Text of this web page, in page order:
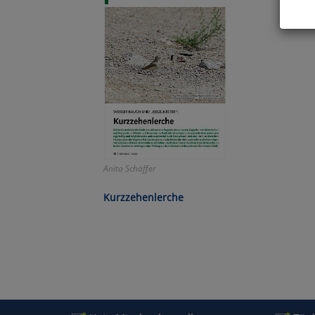
Anita Schäffer
Kurzzehenlerche